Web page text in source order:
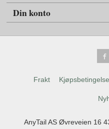
Din konto
Frakt
AnyTail AS Øvreveien 16